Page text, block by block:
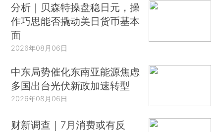
分析｜贝森特操盘稳日元，操
作巧思能否撬动美日货币基本
面
2026年08月06日
中东局势催化东南亚能源焦虑
多国出台光伏新政加速转型
2026年08月06日
财新调查｜7月消费或有反